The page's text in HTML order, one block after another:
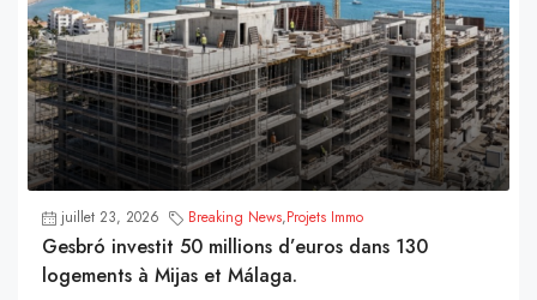
juillet 23, 2026 Breaking News,Projets Immo
Gesbró investit 50 millions d’euros dans 130
logements à Mijas et Málaga.